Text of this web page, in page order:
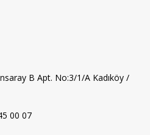
B Apt. No:3/1/A Kadıköy /
00 07